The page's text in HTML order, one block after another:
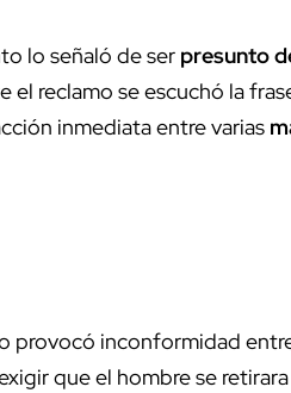
lo señaló de ser presunto
el reclamo se escuchó la
inmediata entre varias
provocó inconformidad
que el hombre se